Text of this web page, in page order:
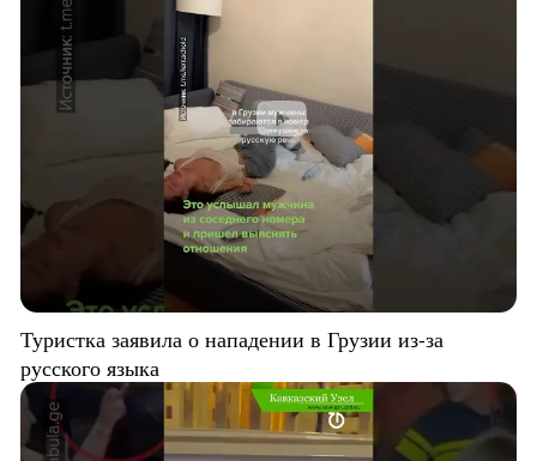
Туристка заявила о нападении в Грузии из-за
русского языка